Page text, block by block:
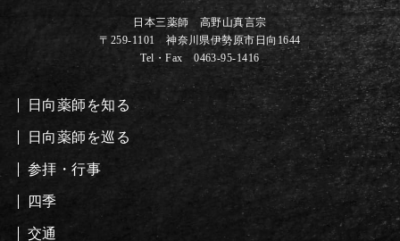
日本三薬師 高野山真言宗
〒259-1101 神奈川県伊勢原市日向1644
Tel・Fax 0463-95-1416
日向薬師を知る
日向薬師を巡る
参拝・行事
四季
交通